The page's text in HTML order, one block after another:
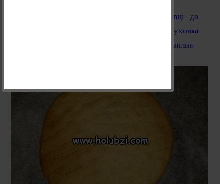
І випікайте в нагрітій до 180С духовці до
золотавого кольору (15 хвилин), коли духовка
добре розігріється, буде достатньо і 10 хвилин